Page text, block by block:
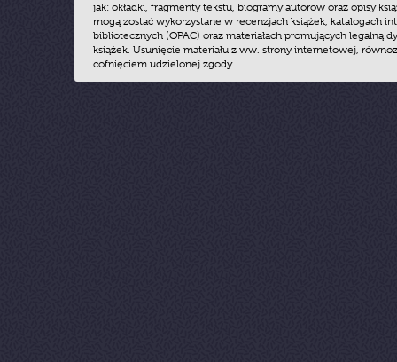
jak: okładki, fragmenty tekstu, biogramy autorów oraz opisy
mogą zostać wykorzystane w recenzjach książek, katalogach
bibliotecznych (OPAC) oraz materiałach promujących legalną
książek. Usunięcie materiału z ww. strony internetowej,
cofnięciem udzielonej zgody.